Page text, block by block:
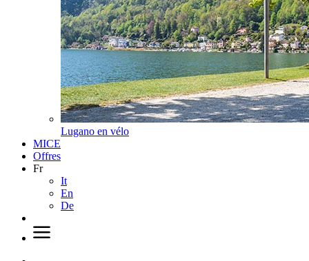
Lugano en vélo
MICE
Offres
Fr
It
En
De